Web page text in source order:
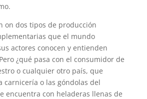
on dos tipos de producción
que el mundo
actores conocen y entienden
¿qué pasa con el consumidor de
o cualquier otro país, que
carnicería o las góndolas del
encuentra con heladeras llenas de